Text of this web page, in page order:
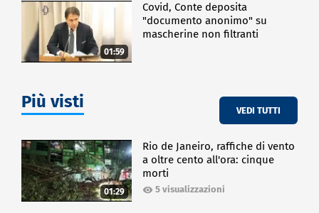
01:59
Covid, Conte deposita
"documento anonimo" su
mascherine non filtranti
Più visti VEDI TUTTI
01:29
Rio de Janeiro, raffiche di vento
a oltre cento all'ora: cinque
morti
5 visualizzazioni